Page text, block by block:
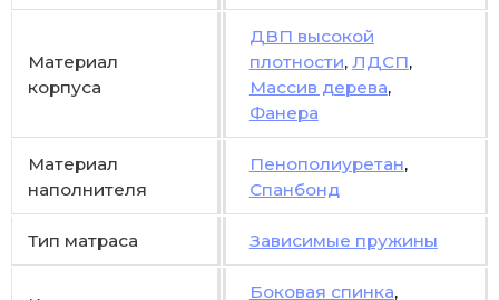
Материал
корпуса
ДВП высокой
плотности, ЛДСП,
Массив дерева,
Фанера
Материал
наполнителя
Пенополиуретан,
Спанбонд
Тип матраса Зависимые пружины
Боковая спинка,